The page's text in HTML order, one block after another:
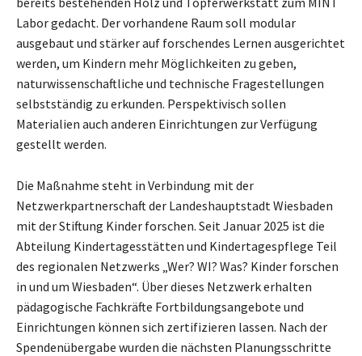
Labor gedacht. Der vorhandene Raum soll modular
ausgebaut und stärker auf forschendes Lernen ausgerichtet
werden, um Kindern mehr Möglichkeiten zu geben,
naturwissenschaftliche und technische Fragestellungen
selbstständig zu erkunden. Perspektivisch sollen
Materialien auch anderen Einrichtungen zur Verfügung
gestellt werden.
Die Maßnahme steht in Verbindung mit der
Netzwerkpartnerschaft der Landeshauptstadt Wiesbaden
mit der Stiftung Kinder forschen. Seit Januar 2025 ist die
Abteilung Kindertagesstätten und Kindertagespflege Teil
des regionalen Netzwerks „Wer? WI? Was? Kinder forschen
in und um Wiesbaden“. Über dieses Netzwerk erhalten
pädagogische Fachkräfte Fortbildungsangebote und
Einrichtungen können sich zertifizieren lassen. Nach der
Spendenübergabe wurden die nächsten Planungsschritte